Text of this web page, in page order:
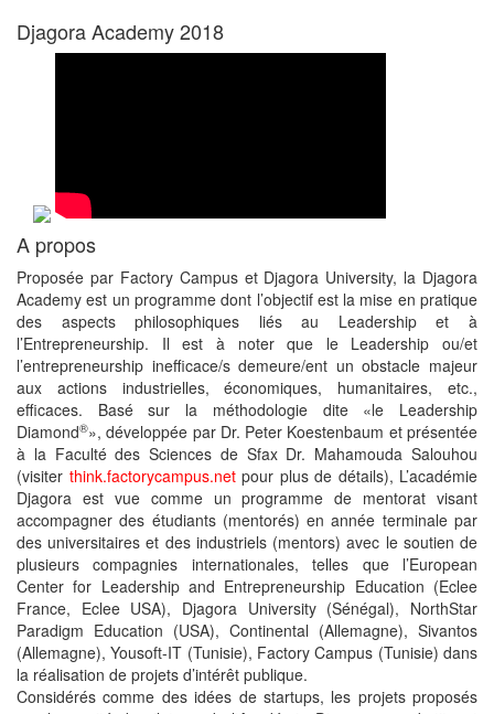
Djagora Academy 2018
A propos
Proposée par Factory Campus et Djagora University, la Djagora
Academy est un programme dont l’objectif est la mise en pratique
des aspects philosophiques liés au Leadership et à
l’Entrepreneurship. Il est à noter que le Leadership ou/et
l’entrepreneurship inefficace/s demeure/ent un obstacle majeur
aux actions industrielles, économiques, humanitaires, etc.,
efficaces. Basé sur la méthodologie dite «le Leadership
Diamond®», développée par Dr. Peter Koestenbaum et présentée
à la Faculté des Sciences de Sfax Dr. Mahamouda Salouhou
(visiter think.factorycampus.netpour plus de détails), L’académie
Djagora est vue comme un programme de mentorat visant
accompagner des étudiants (mentorés) en année terminale par
des universitaires et des industriels (mentors) avec le soutien de
plusieurs compagnies internationales, telles que l’European
Center for Leadership and Entrepreneurship Education (Eclee
France, Eclee USA), Djagora University (Sénégal), NorthStar
Paradigm Education (USA), Continental (Allemagne), Sivantos
(Allemagne), Yousoft-IT (Tunisie), Factory Campus (Tunisie) dans
la réalisation de projets d’intérêt publique.
Considérés comme des idées de startups, les projets proposés